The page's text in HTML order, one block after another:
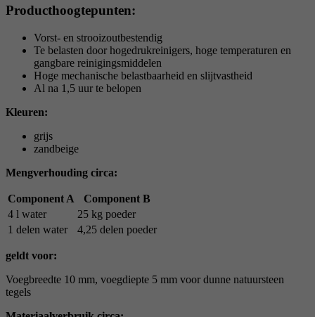
Producthoogtepunten:
Vorst- en strooizoutbestendig
Te belasten door hogedrukreinigers, hoge temperaturen en
gangbare reinigingsmiddelen
Hoge mechanische belastbaarheid en slijtvastheid
Al na 1,5 uur te belopen
Kleuren:
grijs
zandbeige
Mengverhouding circa:
Component A
Component B
4 l water
25 kg poeder
1 delen water
4,25 delen poeder
geldt voor:
Voegbreedte 10 mm, voegdiepte 5 mm voor dunne natuursteen
tegels